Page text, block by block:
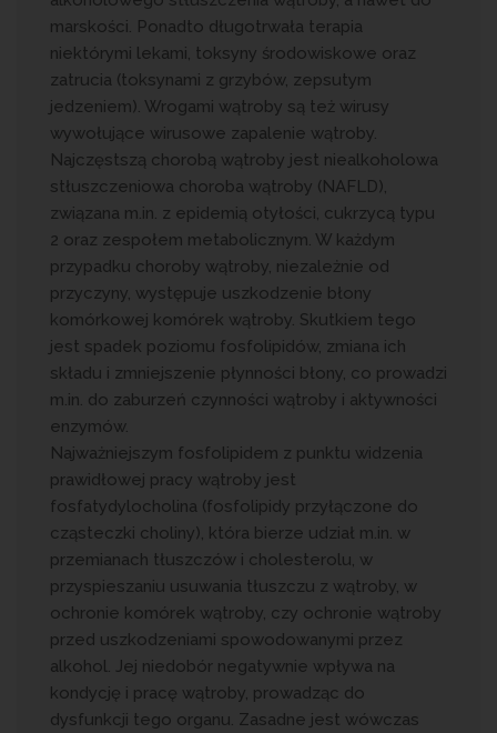
marskości. Ponadto długotrwała terapia
niektórymi lekami, toksyny środowiskowe oraz
zatrucia (toksynami z grzybów, zepsutym
jedzeniem). Wrogami wątroby są też wirusy
wywołujące wirusowe zapalenie wątroby.
Najczęstszą chorobą wątroby jest niealkoholowa
stłuszczeniowa choroba wątroby (NAFLD),
związana m.in. z epidemią otyłości, cukrzycą typu
2 oraz zespołem metabolicznym. W każdym
przypadku choroby wątroby, niezależnie od
przyczyny, występuje uszkodzenie błony
komórkowej komórek wątroby. Skutkiem tego
jest spadek poziomu fosfolipidów, zmiana ich
składu i zmniejszenie płynności błony, co prowadzi
m.in. do zaburzeń czynności wątroby i aktywności
enzymów.
Najważniejszym fosfolipidem z punktu widzenia
prawidłowej pracy wątroby jest
fosfatydylocholina (fosfolipidy przyłączone do
cząsteczki choliny), która bierze udział m.in. w
przemianach tłuszczów i cholesterolu, w
przyspieszaniu usuwania tłuszczu z wątroby, w
ochronie komórek wątroby, czy ochronie wątroby
przed uszkodzeniami spowodowanymi przez
alkohol. Jej niedobór negatywnie wpływa na
kondycję i pracę wątroby, prowadząc do
dysfunkcji tego organu. Zasadne jest wówczas